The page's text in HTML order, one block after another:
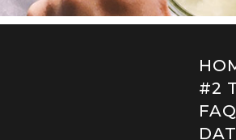
#2
FAQ